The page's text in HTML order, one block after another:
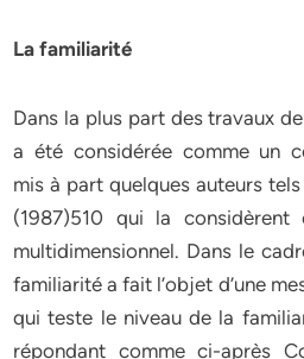
La familiarité
Dans la plus part des travaux
a été considérée comme un
mis à part quelques auteurs
(1987)510 qui la considèrent
multidimensionnel. Dans le
familiarité a fait l’objet d’une
qui teste le niveau de la
répondant comme ci-après